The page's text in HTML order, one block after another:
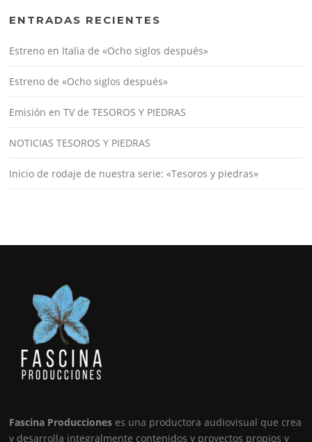
ENTRADAS RECIENTES
Estreno en Italia de «Ocho siglos después»
Estreno de «Ocho siglos después»
Emisión en TV de TESOROS Y PIEDRAS
NOTICIAS TESOROS Y PIEDRAS
Inicio de rodaje de nuestra serie: «Tesoros y piedras»
Fascina Producciones es una productora audiovisual que crea
y desarrolla integralmente contenidos y proyectos propios y